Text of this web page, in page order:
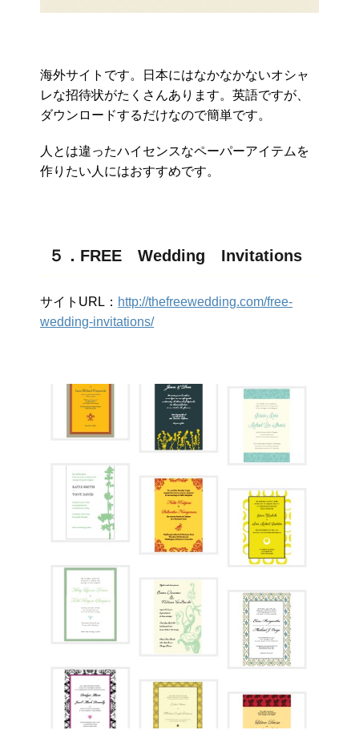
海外サイトです。日本にはなかなかないオシャ
レな招待状がたくさんあります。英語ですが、
ダウンロードするだけなので簡単です。
人とは違ったハイセンスなペーパーアイテムを
作りたい人にはおすすめです。
５．FREE Wedding Invitations
サイトURL： http://thefreewedding.com/free-
wedding-invitations/